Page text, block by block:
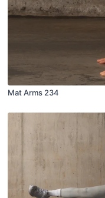
Mat Arms 234